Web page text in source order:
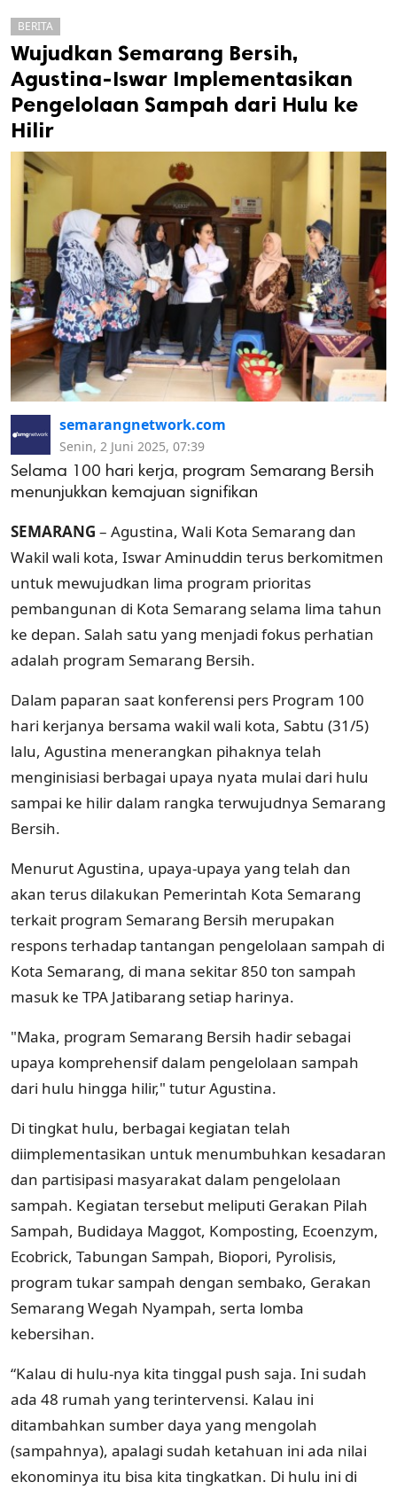
cipta.
BERITA
Wujudkan Semarang Bersih,
Agustina-Iswar Implementasikan
Pengelolaan Sampah dari Hulu ke
Hilir
semarangnetwork.com
Senin, 2 Juni 2025, 07:39
Selama 100 hari kerja, program Semarang Bersih
menunjukkan kemajuan signifikan
SEMARANG – Agustina, Wali Kota Semarang dan
Wakil wali kota, Iswar Aminuddin terus berkomitmen
untuk mewujudkan lima program prioritas
pembangunan di Kota Semarang selama lima tahun
ke depan. Salah satu yang menjadi fokus perhatian
adalah program Semarang Bersih.
Dalam paparan saat konferensi pers Program 100
hari kerjanya bersama wakil wali kota, Sabtu (31/5)
lalu, Agustina menerangkan pihaknya telah
menginisiasi berbagai upaya nyata mulai dari hulu
sampai ke hilir dalam rangka terwujudnya Semarang
Bersih.
Menurut Agustina, upaya-upaya yang telah dan
akan terus dilakukan Pemerintah Kota Semarang
terkait program Semarang Bersih merupakan
respons terhadap tantangan pengelolaan sampah di
Kota Semarang, di mana sekitar 850 ton sampah
masuk ke TPA Jatibarang setiap harinya.
"Maka, program Semarang Bersih hadir sebagai
upaya komprehensif dalam pengelolaan sampah
dari hulu hingga hilir," tutur Agustina.
Di tingkat hulu, berbagai kegiatan telah
diimplementasikan untuk menumbuhkan kesadaran
dan partisipasi masyarakat dalam pengelolaan
sampah. Kegiatan tersebut meliputi Gerakan Pilah
Sampah, Budidaya Maggot, Komposting, Ecoenzym,
Ecobrick, Tabungan Sampah, Biopori, Pyrolisis,
program tukar sampah dengan sembako, Gerakan
Semarang Wegah Nyampah, serta lomba
kebersihan.
“Kalau di hulu-nya kita tinggal push saja. Ini sudah
ada 48 rumah yang terintervensi. Kalau ini
ditambahkan sumber daya yang mengolah
(sampahnya), apalagi sudah ketahuan ini ada nilai
ekonominya itu bisa kita tingkatkan. Di hulu ini di